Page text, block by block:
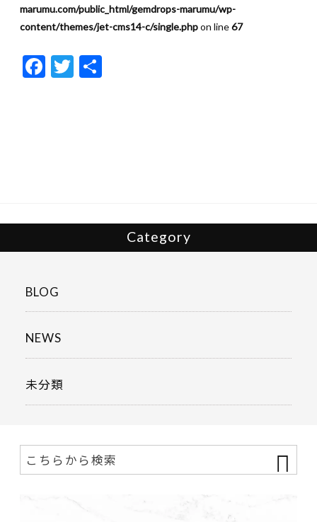
marumu.com/public_html/gemdrops-marumu/wp-
content/themes/jet-cms14-c/single.phpon line67
F
ac
T
w
Category
BLOG
NEWS
未分類